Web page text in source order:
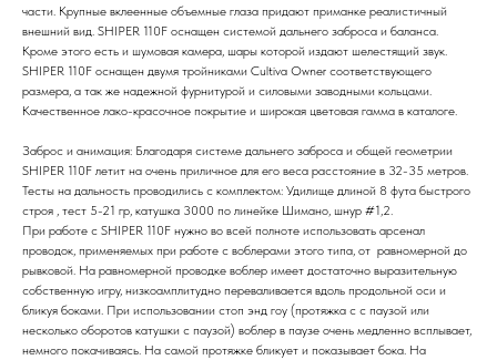
части. Крупные вклеенные объемные глаза придают приманке реалистичный
внешний вид. SHIPER 110F оснащен системой дальнего заброса и баланса.
Кроме этого есть и шумовая камера, шары которой издают шелестящий звук.
SHIPER 110F оснащен двумя тройниками Cultiva Owner соответствующего
размера, а так же надежной фурнитурой и силовыми заводными кольцами.
Качественное лако-красочное покрытие и широкая цветовая гамма в каталоге.
Заброс и анимация: Благодаря системе дальнего заброса и общей геометрии
SHIPER 110F летит на очень приличное для его веса расстояние в 32-35 метров.
Тесты на дальность проводились с комплектом: Удилище длиной 8 фута быстрого
строя , тест 5-21 гр, катушка 3000 по линейке Шимано, шнур #1,2.
При работе с SHIPER 110F нужно во всей полноте использовать арсенал
проводок, применяемых при работе с воблерами этого типа, от равномерной до
рывковой. На равномерной проводке воблер имеет достаточно выразительную
собственную игру, низкоамплитудно переваливается вдоль продольной оси и
бликуя боками. При использовании стоп энд гоу (протяжка с с паузой или
несколько оборотов катушки с паузой) воблер в паузе очень медленно всплывает,
немного покачиваясь. На самой протяжке бликует и показывает бока. На